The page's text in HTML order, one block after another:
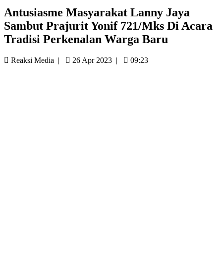
Antusiasme Masyarakat Lanny Jaya
Sambut Prajurit Yonif 721/Mks Di Acara
Tradisi Perkenalan Warga Baru
Reaksi Media | 26 Apr 2023 | 09:23